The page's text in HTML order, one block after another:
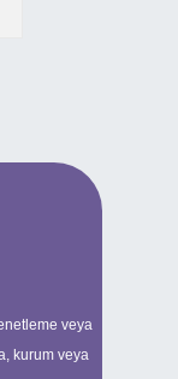
veya
kurum veya